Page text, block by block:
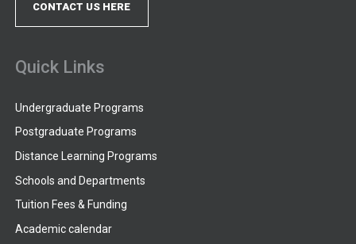
CONTACT US HERE
Quick Links
Undergraduate Programs
Postgraduate Programs
Distance Learning Programs
Schools and Departments
Tuition Fees & Funding
Academic calendar